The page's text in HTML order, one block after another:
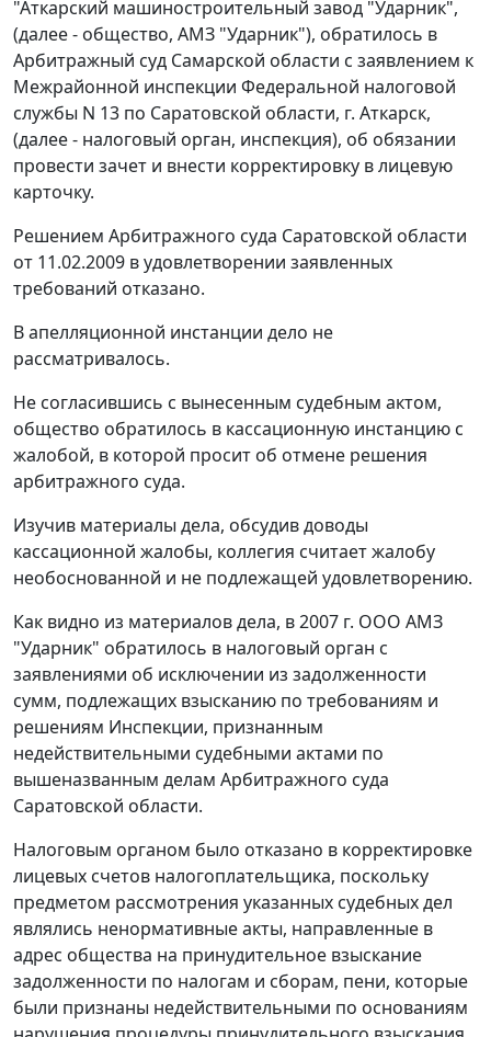
"Аткарский машиностроительный завод "Ударник",
(далее - общество, АМЗ "Ударник"), обратилось в
Арбитражный суд Самарской области с заявлением к
Межрайонной инспекции Федеральной налоговой
службы N 13 по Саратовской области, г. Аткарск,
(далее - налоговый орган, инспекция), об обязании
провести зачет и внести корректировку в лицевую
карточку.
Решением Арбитражного суда Саратовской области
от 11.02.2009 в удовлетворении заявленных
требований отказано.
В апелляционной инстанции дело не
рассматривалось.
Не согласившись с вынесенным судебным актом,
общество обратилось в кассационную инстанцию с
жалобой, в которой просит об отмене решения
арбитражного суда.
Изучив материалы дела, обсудив доводы
кассационной жалобы, коллегия считает жалобу
необоснованной и не подлежащей удовлетворению.
Как видно из материалов дела, в 2007 г. ООО АМЗ
"Ударник" обратилось в налоговый орган с
заявлениями об исключении из задолженности
сумм, подлежащих взысканию по требованиям и
решениям Инспекции, признанным
недействительными судебными актами по
вышеназванным делам Арбитражного суда
Саратовской области.
Налоговым органом было отказано в корректировке
лицевых счетов налогоплательщика, поскольку
предметом рассмотрения указанных судебных дел
являлись ненормативные акты, направленные в
адрес общества на принудительное взыскание
задолженности по налогам и сборам, пени, которые
были признаны недействительными по основаниям